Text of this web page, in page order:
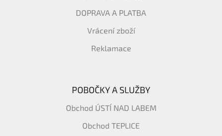
DOPRAVA A PLATBA
Vrácení zboží
Reklamace
POBOČKY A SLUŽBY
Obchod ÚSTÍ NAD LABEM
Obchod TEPLICE